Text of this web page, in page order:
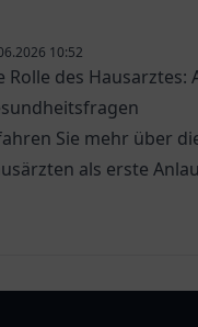
10:52
Rolle des Hausarztes:
Sie mehr über
als erste